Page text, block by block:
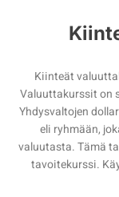
Kiinteät
Valuuttakurssit on
Yhdysvaltojen
eli ryhmään,
valuutasta. Tämä
tavoitekurssi.